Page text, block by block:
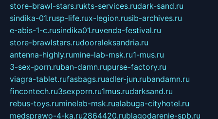
store-brawl-stars.rukts-services.rudark-sand.ru
sindika-01.rusp-life.rux-legion.rusib-archives.ru
e-abis-1-c.rusindika01.ruvenda-festival.ru
store-brawlstars.rudooraleksandria.ru
antenna-highly.rumine-lab-msk.ru1-mus.ru
3-sex-porn.ruban-damn.rupurse-factory.ru
viagra-tablet.rufasbags.ruadler-jun.rubandamn.ru
fincontech.ru3sexporn.ru1mus.rudarksand.ru
rebus-toys.ruminelab-msk.rualabuga-cityhotel.ru
medsprawo-4-ka.ru2864420.rublagodarenie-spb.ru